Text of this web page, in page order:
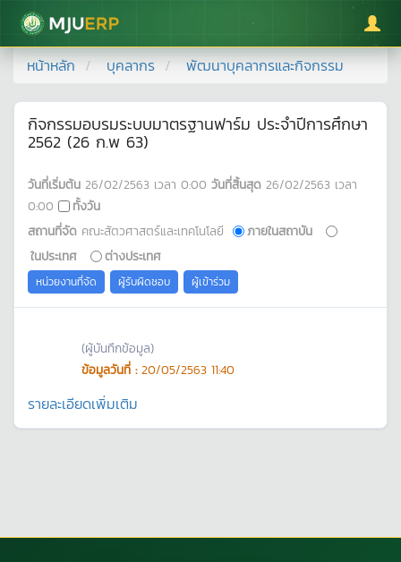
มหาวิทยาลัยแม่โจ้
หน้าหลัก บุคลากร พัฒนาบุคลากรและกิจกรรม
กิจกรรมอบรมระบบมาตรฐานฟาร์ม ประจำปีการศึกษา
2562 (26 ก.พ 63)
วันที่เริ่มต้น 26/02/2563 เวลา 0:00 วันที่สิ้นสุด 26/02/2563 เวลา
0:00
ทั้งวัน
สถานที่จัด คณะสัตวศาสตร์และเทคโนโลยี
ภายในสถาบัน
ในประเทศ
ต่างประเทศ
หน่วยงานที่จัด ผู้รับผิดชอบ ผู้เข้าร่วม
(ผู้บันทึกข้อมูล)
ข้อมูลวันที่ : 20/05/2563 11:40
รายละเอียดเพิ่มเติม